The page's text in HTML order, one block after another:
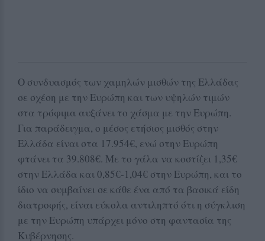
Ο συνδυασμός των χαμηλών μισθών της Ελλάδας
σε σχέση με την Ευρώπη και των υψηλών τιμών
στα τρόφιμα αυξάνει το χάσμα με την Ευρώπη.
Για παράδειγμα, ο μέσος ετήσιος μισθός στην
Ελλάδα είναι στα 17.954€, ενώ στην Ευρώπη
φτάνει τα 39.808€. Με το γάλα να κοστίζει 1,35€
στην Ελλάδα και 0,85€-1,04€ στην Ευρώπη, και το
ίδιο να συμβαίνει σε κάθε ένα από τα βασικά είδη
διατροφής, είναι εύκολα αντιληπτό ότι η σύγκλιση
με την Ευρώπη υπάρχει μόνο στη φαντασία της
Κυβέρνησης.